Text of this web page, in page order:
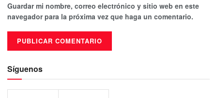
Guardar mi nombre, correo electrónico y sitio web en este
navegador para la próxima vez que haga un comentario.
Síguenos